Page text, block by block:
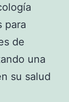
para
de
una
su salud